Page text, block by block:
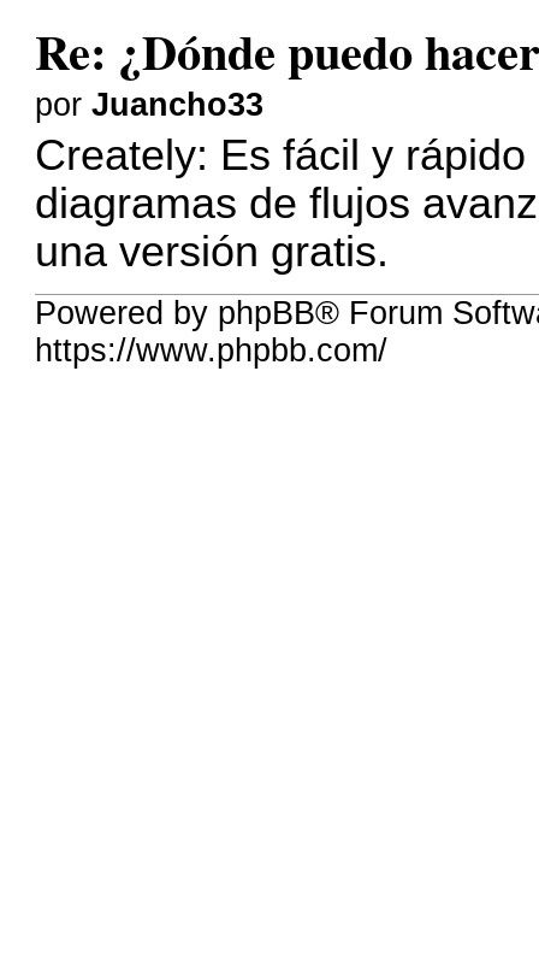
Re: ¿Dónde puedo
porJuancho33
Creately: Es fácil y
diagramas de flujos
una versión gratis.
Powered by phpBB® Forum
https://www.phpbb.com/